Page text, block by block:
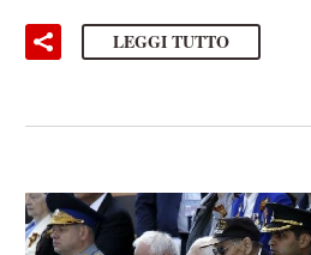
LEGGI TUTTO